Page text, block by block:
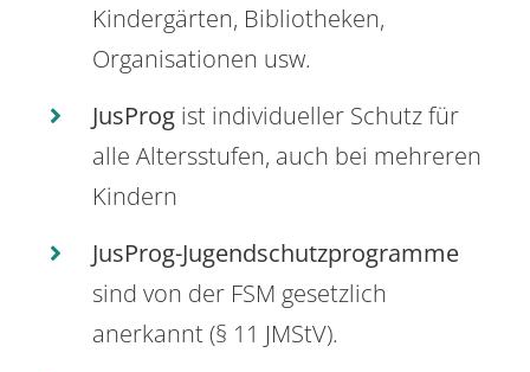
Kindergärten, Bibliotheken,
Organisationen usw.
JusProg ist individueller Schutz für
alle Altersstufen, auch bei mehreren
Kindern
JusProg-Jugendschutzprogramme
sind von der FSM gesetzlich
anerkannt (§ 11 JMStV).